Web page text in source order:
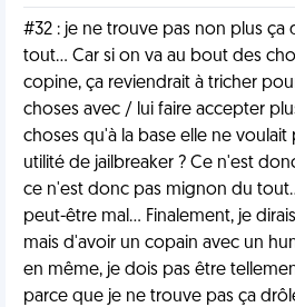
#32 : je ne trouve pas non plus ça
tout... Car si on va au bout des
copine, ça reviendrait à tricher
choses avec / lui faire accepter
choses qu'à la base elle ne voulait
utilité de jailbreaker ? Ce n'est
ce n'est donc pas mignon du
peut-être mal... Finalement, je
mais d'avoir un copain avec un
en même, je dois pas être
parce que je ne trouve pas ça